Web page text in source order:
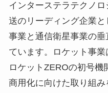
インターステラテクノ
送のリーディング企業
事業と通信衛星事業の
ています。ロケット事
ロケットZEROの初号
商用化に向けた取り組